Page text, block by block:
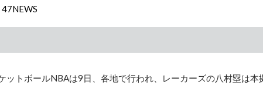
ットボールNBAは9日、各地で行われ、レーカーズの八村塁は